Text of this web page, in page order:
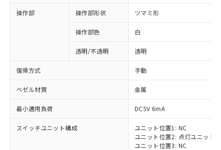
操作部 操作部形状 ツマミ形
操作部色 白
透明/不透明 透明
復帰方式 手動
ベゼル材質 金属
最小適用負荷 DC5V 6mA
スイッチユニット構成
ユニット位置1: NC
ユニット位置2: 点灯ユニット
ユニット位置3: NC